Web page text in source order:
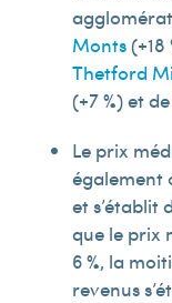
Monts(+18
Thetford
(+7 %) et de
Le prix
également
et s’établit
que le prix
6 %, la
revenus